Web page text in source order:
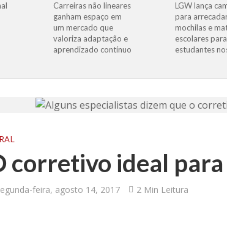
Carreiras não lineares
ganham espaço em
um mercado que
valoriza adaptação e
aprendizado contínuo
LGW lança
para
mochilas e
escolares para
estudantes
corretivo ideal
feira, agosto 14, 2017 2 Min Leitura